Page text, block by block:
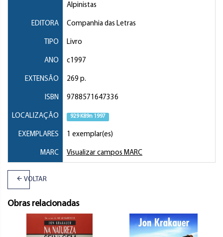
Alpinistas
EDITORA Companhia das Letras
TIPO Livro
ANO c1997
EXTENSÃO 269 p.
ISBN 9788571647336
LOCALIZAÇÃO 929 K89n 1997
EXEMPLARES 1 exemplar(es)
MARC Visualizar campos MARC
VOLTAR
Obras relacionadas